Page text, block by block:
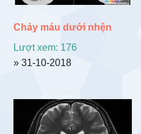
Chảy máu dưới nhện
Lượt xem: 176
» 31-10-2018